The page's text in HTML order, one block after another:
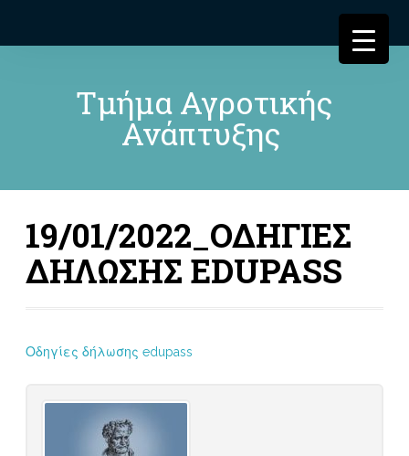
Τμήμα Αγροτικής
Ανάπτυξης
19/01/2022_ΟΔΗΓΙΕΣ
ΔΗΛΩΣΗΣ EDUPASS
Οδηγίες δήλωσης edupass